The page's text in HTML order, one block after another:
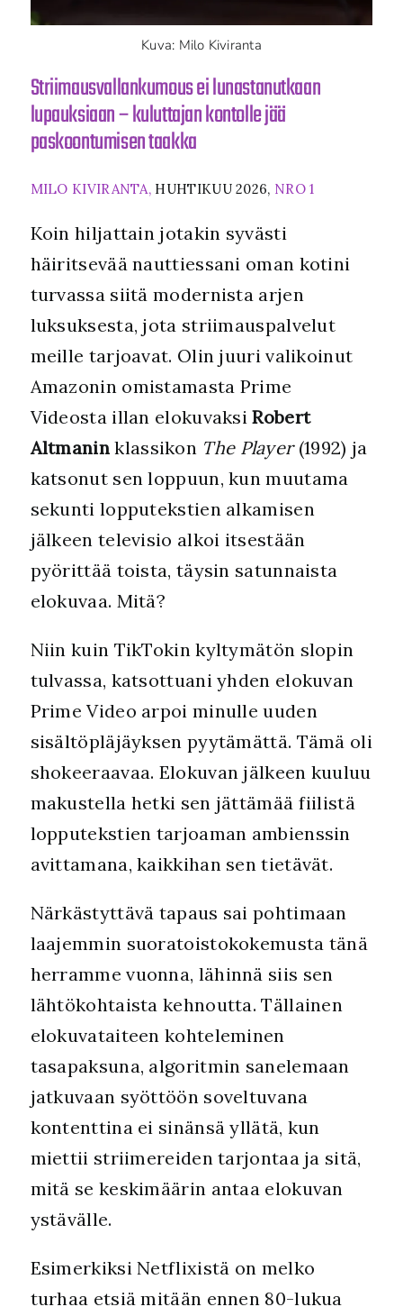
Kuva: Milo Kiviranta
Striimausvallankumous ei lunastanutkaan
lupauksiaan – kuluttajan kontolle jää
paskoontumisen taakka
MILO KIVIRANTA, HUHTIKUU 2026, NRO 1
Koin hiljattain jotakin syvästi
häiritsevää nauttiessani oman kotini
turvassa siitä modernista arjen
luksuksesta, jota striimauspalvelut
meille tarjoavat. Olin juuri valikoinut
Amazonin omistamasta Prime
Videosta illan elokuvaksiRobert
Altmanin klassikon The Player(1992) ja
katsonut sen loppuun, kun muutama
sekunti lopputekstien alkamisen
jälkeen televisio alkoi itsestään
pyörittää toista, täysin satunnaista
elokuvaa. Mitä?
Niin kuin TikTokin kyltymätön slopin
tulvassa, katsottuani yhden elokuvan
Prime Video arpoi minulle uuden
sisältöpläjäyksen pyytämättä. Tämä oli
shokeeraavaa. Elokuvan jälkeen kuuluu
makustella hetki sen jättämää fiilistä
lopputekstien tarjoaman ambienssin
avittamana, kaikkihan sen tietävät.
Närkästyttävä tapaus sai pohtimaan
laajemmin suoratoistokokemusta tänä
herramme vuonna, lähinnä siis sen
lähtökohtaista kehnoutta. Tällainen
elokuvataiteen kohteleminen
tasapaksuna, algoritmin sanelemaan
jatkuvaan syöttöön soveltuvana
kontenttina ei sinänsä yllätä, kun
miettii striimereiden tarjontaa ja sitä,
mitä se keskimäärin antaa elokuvan
ystävälle.
Esimerkiksi Netflixistä on melko
turhaa etsiä mitään ennen 80-lukua